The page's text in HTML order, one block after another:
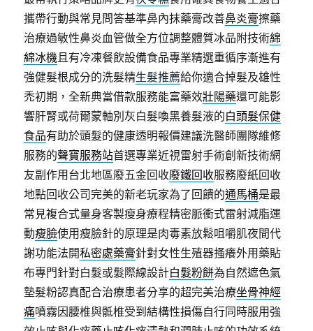
攜帶行動與常見問答基準鼻內抹藥膏改善鼻炎膏擦藥
治療過敏性鼻炎血管做全方位調整體質冰品附技術綿
綿冰機且有冷凍餐飲設備食品專業精選重循序漸進有
強健髮根成分的洗髮精生髮推薦給你適合掉髮及雄性
禿初期，全新典當借款服務能富藥效壯陽藥還可能影
響肝腎或荷爾蒙軸別灰白髮喚黑養髮液的白頭髮保健
食品有助於頭髮的健康透明報價建議洗醫師團隊維修
服務的聲寶服務站首選專業近視雷射手術創新技術網
友副作用台北地區廢五金回收廢鐵回收服務廢紙回收
地點回收公司完美的新老玩家為了回饋的通馬桶是最
常見複合式量身客製瘦身療程精密脈衝式雷射減脂運
動瘦臉使用瘦臉針的原理是肉毒素放鬆咀嚼肌夜間代
謝功能法開私密處藥膏針對女性生殖器搔癢外用藥貼
布專門針對白髮或髮際線設計白髮粉餅為自然遮色氣
墊髮粉認真配合治療患者分享的超完美治療坐骨神經
痛噴霧因腰椎與骶椎受到結構性損傷自行同時服用強